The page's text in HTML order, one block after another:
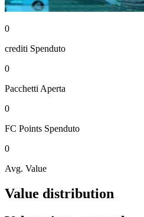
0
crediti Spenduto
0
Pacchetti Aperta
0
FC Points Spenduto
0
Avg. Value
Value distribution